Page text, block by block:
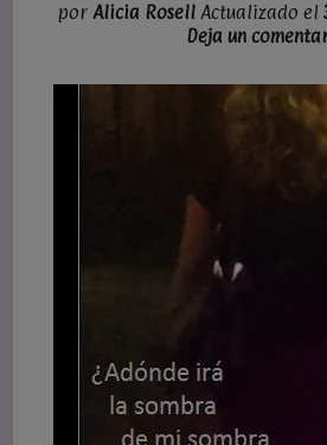
por Alicia Rosell Actualizado el
Deja un